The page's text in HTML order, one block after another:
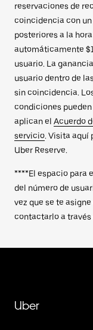
reservaciones de
coincidencia con un
posteriores a la
automáticamente
usuario. La
usuario dentro de
sin coincidencia.
condiciones
aplican el Acuerdo
servicio. Visita aquí
Uber Reserve.
****El espacio para
del número de
vez que se te
contactarlo a través
Uber